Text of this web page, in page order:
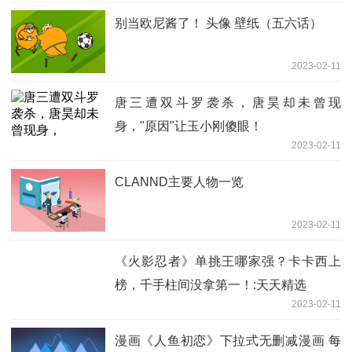
别当欧尼酱了！ 头像 壁纸（五六话）
2023-02-11
唐三遭双斗罗袭杀，唐昊却未曾现
身，"原因"让玉小刚傻眼！
2023-02-11
CLANND主要人物一览
2023-02-11
《火影忍者》单挑王哪家强？卡卡西上
榜，千手柱间没拿第一！:天天精选
2023-02-11
漫画《人鱼初恋》下拉式无删减漫画 每